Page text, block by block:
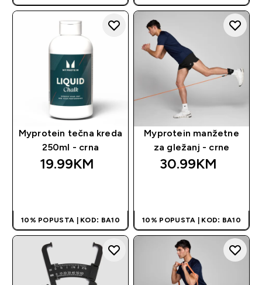
Myprotein tečna kreda
250ml - crna
19.99KM‎
10% POPUSTA | KOD: BA10
Myprotein manžetne
za gležanj - crne
30.99KM‎
10% POPUSTA | KOD: BA10